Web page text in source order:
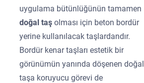
uygulama bütünlüğünün tamamen
doğal taşolması için beton bordür
yerine kullanılacak taşlardandır.
Bordür kenar taşları estetik bir
görünümün yanında döşenen doğal
taşa koruyucu görevi de